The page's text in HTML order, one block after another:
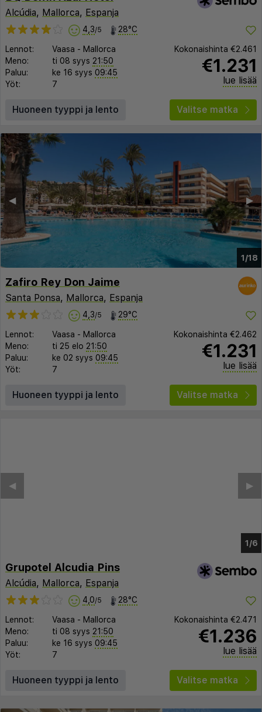
Alcúdia, Mallorca, Espanja
4,3/5 28°C
Lennot: Vaasa - Mallorca
Meno:
ti 08 syys 21:50
Paluu:
ke 16 syys 09:45
Yöt:
7
Kokonaishinta €2.461
€1.231
lue lisää
Huoneen tyyppi ja lento Valitse matka
1/18
▶︎
◀︎
Zafiro Rey Don Jaime
Santa Ponsa, Mallorca, Espanja
4,3/5 29°C
Lennot: Vaasa - Mallorca
Meno:
ti 25 elo 21:50
Paluu:
ke 02 syys 09:45
Yöt:
7
Kokonaishinta €2.462
€1.231
lue lisää
Huoneen tyyppi ja lento Valitse matka
Grupotel Alcudia Pins
Alcúdia, Mallorca, Espanja
4,0/5 28°C
Lennot: Vaasa - Mallorca
Meno:
ti 08 syys 21:50
Paluu:
ke 16 syys 09:45
Yöt:
7
Kokonaishinta €2.471
€1.236
lue lisää
Huoneen tyyppi ja lento Valitse matka